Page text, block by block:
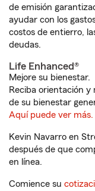
de emisión
ayudar con los
costos de entierro,
deudas.
Life Enhanced®
Mejore su bienestar.
Reciba orientación
de su bienestar
Aquí puede ver más.
Kevin Navarro en
después de que
en línea.
Comience su